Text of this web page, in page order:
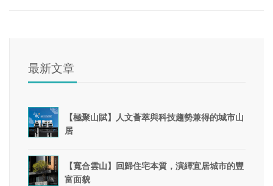
最新文章
【極聚山賦】人文薈萃與科技趨勢兼得的城市山
居
【寬合雲山】回歸住宅本質，演繹宜居城市的豐
富面貌